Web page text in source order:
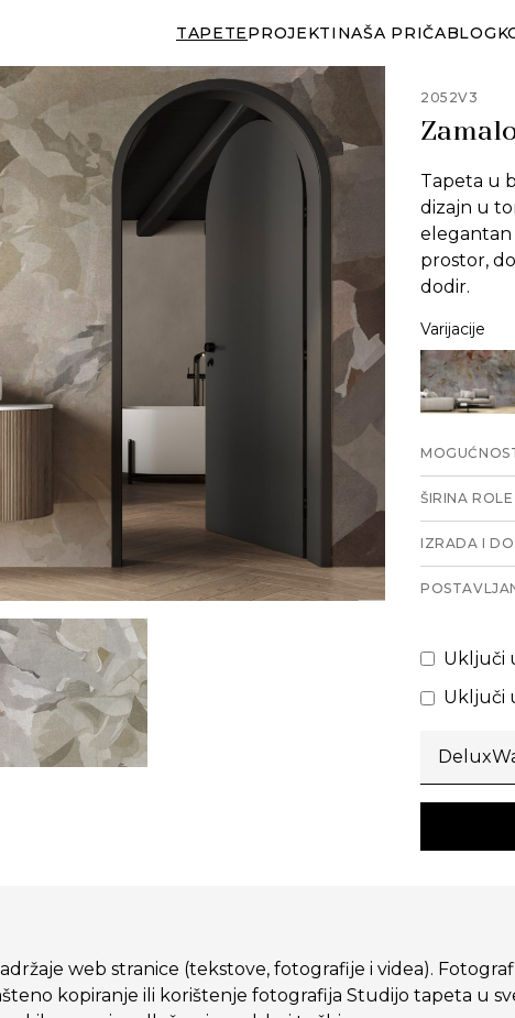
TAPETEPROJEKTINAŠA PRIČABLOG
2052V3
Tapeta u
dizajn u
elegantan
prostor,
dodir.
Varijacije
ŠIRINA ROLE
IZRADA I
Uključi
Uključi
web stranice (tekstove, fotografije i videa).
kopiranje ili korištenje fotografija Studijo tapeta u